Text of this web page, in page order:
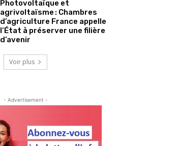
Photovoltaïque et
agrivoltaïsme : Chambres
d’agriculture France appelle
l’État à préserver une filière
d’avenir
Voir plus
- Advertisement -